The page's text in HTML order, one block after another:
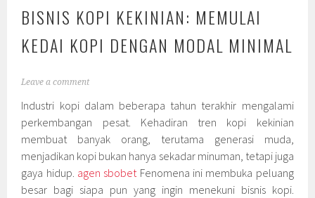
BISNIS KOPI KEKINIAN: MEMULAI
KEDAI KOPI DENGAN MODAL MINIMAL
Leave a comment
Industri kopi dalam beberapa tahun terakhir mengalami
perkembangan pesat. Kehadiran tren kopi kekinian
membuat banyak orang, terutama generasi muda,
menjadikan kopi bukan hanya sekadar minuman, tetapi juga
gaya hidup. agen sbobetFenomena ini membuka peluang
besar bagi siapa pun yang ingin menekuni bisnis kopi.